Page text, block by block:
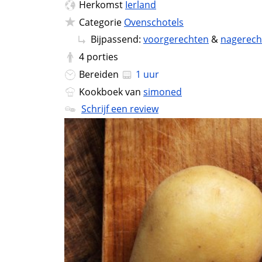
Herkomst Ierland
Categorie Ovenschotels
Bijpassend: voorgerechten &
4 porties
Bereiden
1 uur
Kookboek van simoned
Schrijf een review